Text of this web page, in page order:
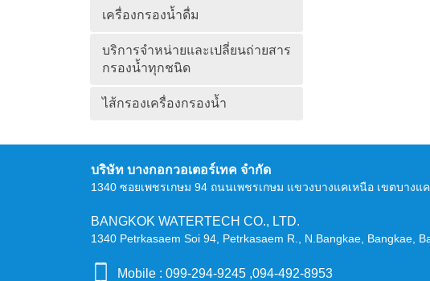
เครื่องกรองน้ำดื่ม
บริการจำหน่ายและเปลี่ยนถ่ายสาร
กรองน้ำทุกชนิด
ไส้กรองเครื่องกรองน้ำ
บริษัท บางกอกวอเตอร์เทค จำกัด
1340 ซอยเพชรเกษม 94 ถนนเพชรเกษม แขวงบางแคเหนือ เขตบางแ
BANGKOK WATERTECH CO., LTD.
1340 Petrkasaem Soi 94, Petrkasaem R., N.Bangkae, Bangkae,
Mobile : 099-294-9245 ,094-492-8953